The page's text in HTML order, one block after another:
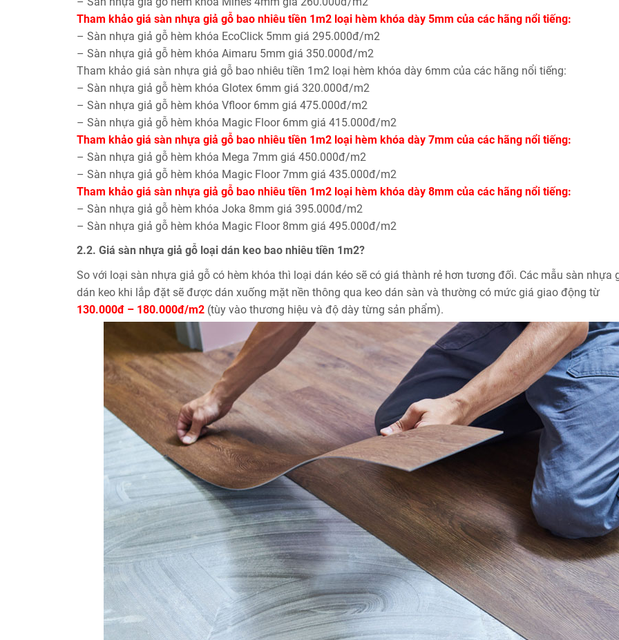
Tham khảo giá sàn nhựa giả gỗ bao nhiêu tiền 1m2 loại hèm khóa dày 5mm của các hãng nổi tiếng:
– Sàn nhựa giả gỗ hèm khóa EcoClick 5mm giá 295.000đ/m2
– Sàn nhựa giả gỗ hèm khóa Aimaru 5mm giá 350.000đ/m2
Tham khảo giá sàn nhựa giả gỗ bao nhiêu tiền 1m2 loại hèm khóa dày 6mm của các hãng nổi tiếng:
– Sàn nhựa giả gỗ hèm khóa Glotex 6mm giá 320.000đ/m2
– Sàn nhựa giả gỗ hèm khóa Vfloor 6mm giá 475.000đ/m2
– Sàn nhựa giả gỗ hèm khóa Magic Floor 6mm giá 415.000đ/m2
Tham khảo giá sàn nhựa giả gỗ bao nhiêu tiền 1m2 loại hèm khóa dày 7mm của các hãng nổi tiếng:
– Sàn nhựa giả gỗ hèm khóa Mega 7mm giá 450.000đ/m2
– Sàn nhựa giả gỗ hèm khóa Magic Floor 7mm giá 435.000đ/m2
Tham khảo giá sàn nhựa giả gỗ bao nhiêu tiền 1m2 loại hèm khóa dày 8mm của các hãng nổi tiếng:
– Sàn nhựa giả gỗ hèm khóa Joka 8mm giá 395.000đ/m2
– Sàn nhựa giả gỗ hèm khóa Magic Floor 8mm giá 495.000đ/m2
2.2. Giá sàn nhựa giả gỗ loại dán keo bao nhiêu tiền 1m2?
So với loại sàn nhựa giả gỗ có hèm khóa thì loại dán kéo sẽ có giá thành rẻ hơn tương đối. Các mẫu sàn nhựa
dán keo khi lắp đặt sẽ được dán xuống mặt nền thông qua keo dán sàn và thường có mức giá giao động từ
130.000đ – 180.000đ/m2 (tùy vào thương hiệu và độ dày từng sản phẩm).